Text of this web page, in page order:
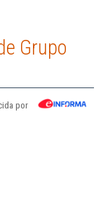
Grupo
por